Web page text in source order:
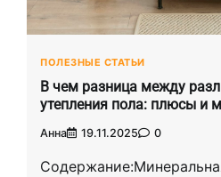
ПОЛЕЗНЫЕ СТАТЬИ
В чем разница между
утепления пола: плюсы и
Анна 19.11.2025 0